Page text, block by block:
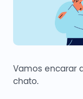
Vamos encarar
chato.